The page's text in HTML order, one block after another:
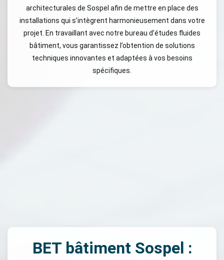
architecturales de Sospel afin de mettre en place des
installations qui s’intègrent harmonieusement dans votre
projet. En travaillant avec notre bureau d’études fluides
bâtiment, vous garantissez l’obtention de solutions
techniques innovantes et adaptées à vos besoins
spécifiques.
BET bâtiment Sospel :